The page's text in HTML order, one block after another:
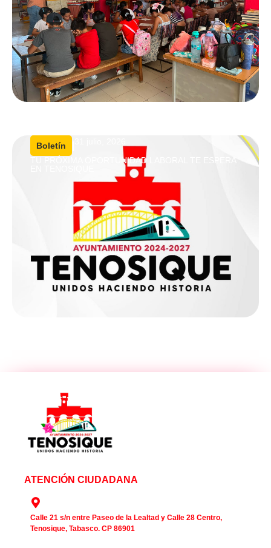
Boletín
TU PRÓXIMA OPORTUNIDAD LABORAL TE ESPERA
ATENCIÓN CIUDADANA
Calle 21 s/n entre Paseo de la Lealtad y Calle 28 Centro,
Tenosique, Tabasco. CP 86901